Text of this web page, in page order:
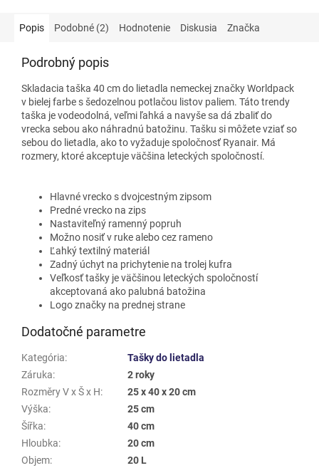
Popis Podobné (2) Hodnotenie Diskusia Značka
Podrobný popis
Skladacia taška 40 cmdo lietadla nemeckej značky Worldpack
v bielej farbe s šedozelnou potlačou listov paliem. Táto trendy
taška je vodeodolná, veľmi ľahká a navyše sa dá zbaliť do
vrecka sebou ako náhradnú batožinu. Tašku si môžete vziať so
sebou do lietadla, ako to vyžaduje spoločnosť Ryanair. Má
rozmery, ktoré akceptuje väčšina leteckých spoločností.
Hlavné vrecko s dvojcestným zipsom
Predné vrecko na zips
Nastaviteľný ramenný popruh
Možno nosiť v ruke alebo cez rameno
Ľahký textilný materiál
Zadný úchyt na prichytenie na trolej kufra
Veľkosť tašky je väčšinou leteckých spoločností
akceptovaná ako palubná batožina
Logo značky na prednej strane
Dodatočné parametre
Kategória:
Tašky do lietadla
Záruka:
2 roky
Rozměry V x Š x H:
25 x 40 x 20 cm
Výška:
25 cm
Šířka:
40 cm
Hloubka:
20 cm
Objem:
20 L